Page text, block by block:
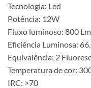
Tecnologia: Led
Potência: 12W
Fluxo luminoso: 800 Lm
Eficiência Luminosa:
Equivalência: 2
Temperatura de cor:
IRC: >70